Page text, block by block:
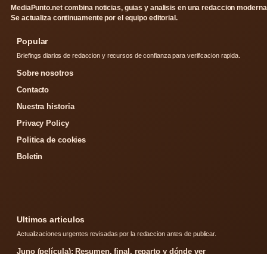
MediaPunto.net combina noticias, guias y analisis en una redaccion
Se actualiza continuamente por el equipo editorial.
Popular
Briefings diarios de redaccion y recursos de confianza para verificacion rapida.
Sobre nosotros
Contacto
Nuestra historia
Privacy Policy
Politica de cookies
Boletin
Ultimos articulos
Actualizaciones urgentes revisadas por la redaccion antes de publicar.
Juno (película): Resumen, final, reparto y dónde ver